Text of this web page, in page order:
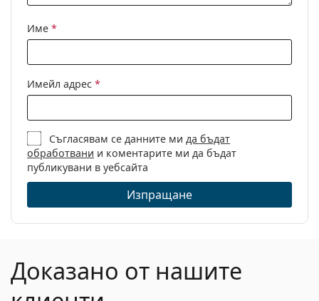
почистване:
Да
Категория:
Диоптрични очила
Марка:
Polo Ralph Lauren
Код:
0PH2184 5763 55
Име *
Имейл адрес *
Съгласявам се данните ми да бъдат
обработвани и коментарите ми да бъдат
публикувани в уебсайта
Изпращане
Доказано от нашите